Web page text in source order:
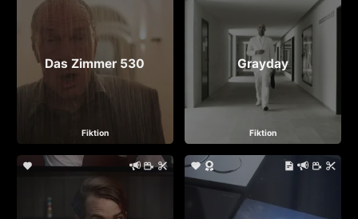
Das Zimmer 530
Fiktion
Grayday
Fiktion